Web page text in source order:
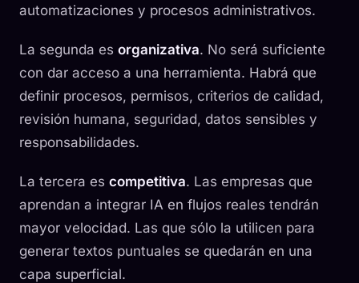
automatizaciones y procesos administrativos.
La segunda es organizativa. No será suficiente
con dar acceso a una herramienta. Habrá que
definir procesos, permisos, criterios de calidad,
revisión humana, seguridad, datos sensibles y
responsabilidades.
La tercera es competitiva. Las empresas que
aprendan a integrar IA en flujos reales tendrán
mayor velocidad. Las que sólo la utilicen para
generar textos puntuales se quedarán en una
capa superficial.